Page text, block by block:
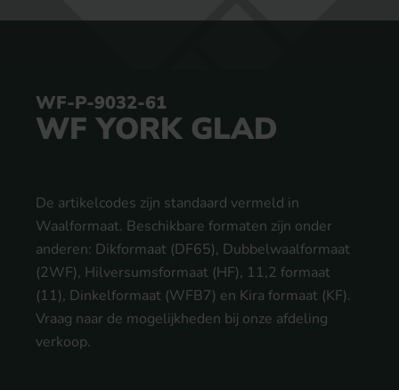
WF-P-9032-61
WF YORK GLAD
De artikelcodes zijn standaard vermeld in
Waalformaat. Beschikbare formaten zijn onder
anderen: Dikformaat (DF65), Dubbelwaalformaat
(2WF), Hilversumsformaat (HF), 11,2 formaat
(11), Dinkelformaat (WFB7) en Kira formaat (KF).
Vraag naar de mogelijkheden bij onze afdeling
verkoop.